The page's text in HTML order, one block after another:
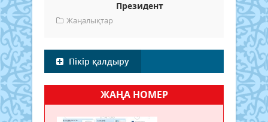
Президент
Жаңалықтар
Пікір қалдыру
ЖАҢА НОМЕР